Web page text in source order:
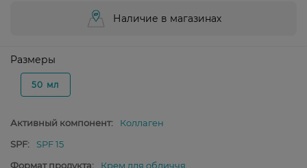
Наличие в магазинах
Размеры
50 мл
Активный компонент:
Коллаген
SPF:
SPF 15
Формат продукта:
Крем для обличчя